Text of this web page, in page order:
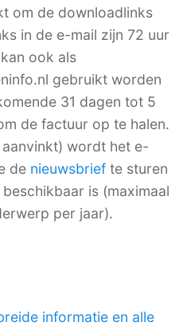
om de downloadlinks
in de e-mail zijn 72 uur
ook als
gebruikt worden
31 dagen tot 5
de factuur op te halen.
wordt het e-
de nieuwsbrief te sturen
is (maximaal
per jaar).
informatie en alle